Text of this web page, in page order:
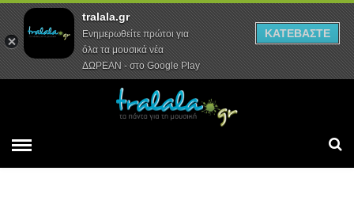
Αρχική Συνεντεύξεις Ρεπορτάζ
tralala.gr
Ενημερωθείτε πρώτοι για
όλα τα μουσικά νέα
ΔΩΡΕΑΝ - στο Google Play
ΚΑΤΕΒΑΣΤΕ